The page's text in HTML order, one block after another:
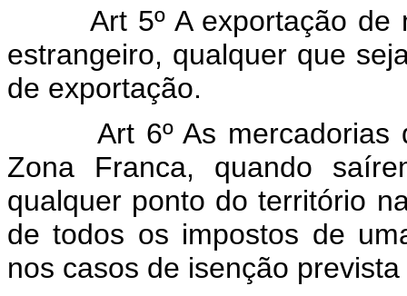
Art 5º A exportação
estrangeiro, qualquer que
de exportação.
Art 6º As
Zona Franca, quando
qualquer ponto do território
de todos os impostos de
nos casos de isenção